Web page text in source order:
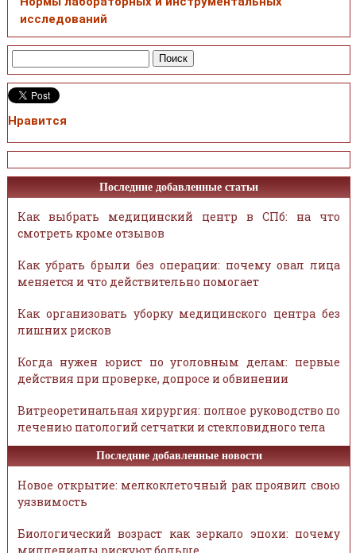
исследований
Нравится
Последние добавленные статьи
Как выбрать медицинский центр в СПб: на что
смотреть кроме отзывов
Как убрать брыли без операции: почему овал лица
меняется и что действительно помогает
Как организовать уборку медицинского центра без
лишних рисков
Когда нужен юрист по уголовным делам: первые
действия при проверке, допросе и обвинении
Витреоретинальная хирургия: полное руководство по
лечению патологий сетчатки и стекловидного тела
Последние добавленные новости
Новое открытие: мелкоклеточный рак проявил свою
уязвимость
Биологический возраст как зеркало эпохи: почему